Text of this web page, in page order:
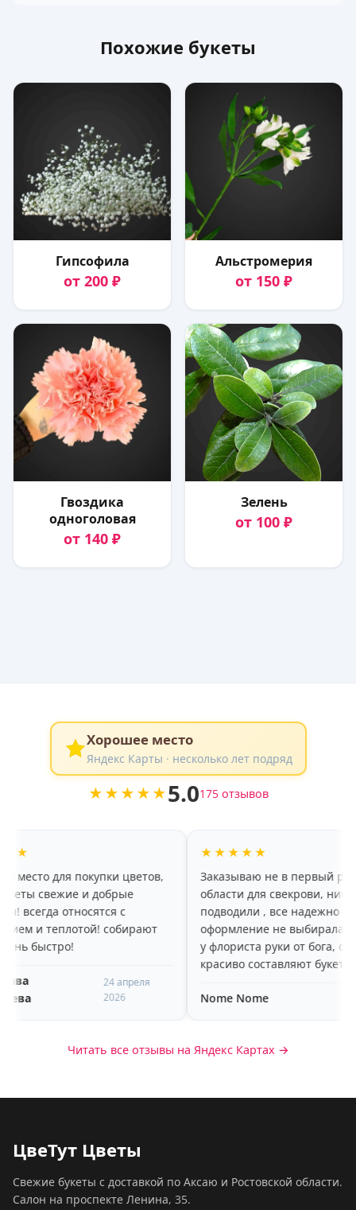
Похожие букеты
Гипсофила
от 200 ₽
Альстромерия
от 150 ₽
Гвоздика
одноголовая
от 140 ₽
Зелень
от 100 ₽
Хорошее место
Яндекс Карты · несколько лет подряд
★★★★★5.0175 отзывов
цветов,
и добрые
с
собирают
Заказываю не в первый раз с другой
области для свекрови, никогда не
подводили , все надежно , даже
оформление не выбирала, потому что
у флориста руки от бога, очень
красиво составляют букеты и
оперативно доставляют в
назначенное время , спасибо 🥰🥰🥰
Читать все отзывы на Яндекс Картах →
ЦвеТут Цветы
Свежие букеты с доставкой по Аксаю и Ростовской области.
Салон на проспекте Ленина, 35.